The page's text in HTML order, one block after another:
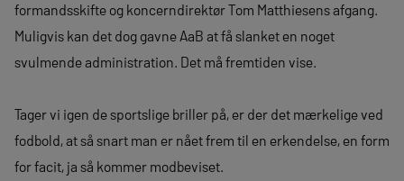
formandsskifte og koncerndirektør Tom Matthiesens afgang.
Muligvis kan det dog gavne AaB at få slanket en noget
svulmende administration. Det må fremtiden vise.
Tager vi igen de sportslige briller på, er der det mærkelige ved
fodbold, at så snart man er nået frem til en erkendelse, en form
for facit, ja så kommer modbeviset.